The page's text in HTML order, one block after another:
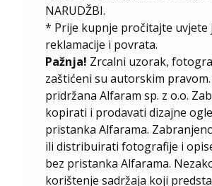
NARUDŽBI.
* Prije kupnje pročitajte uvjete
reklamacije i povrata.
Pažnja! Zrcalni uzorak,
zaštićeni su autorskim pravom.
pridržana Alfaram sp. z o.o.
kopirati i prodavati dizajne
pristanka Alfarama.
ili distribuirati fotografije i
bez pristanka Alfarama.
korištenje sadržaja koji